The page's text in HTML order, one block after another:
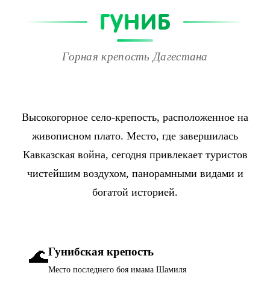
ГУНИБ
Горная крепость Дагестана
Высокогорное село-крепость, расположенное на
живописном плато. Место, где завершилась
Кавказская война, сегодня привлекает туристов
чистейшим воздухом, панорамными видами и
богатой историей.
🌊Гунибская крепость
Место последнего боя имама Шамиля